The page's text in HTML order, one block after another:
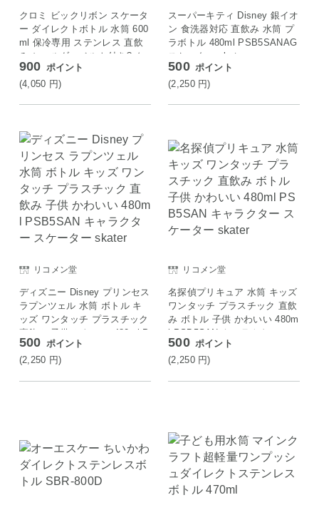
クロミ ビックリボン スケータ
ー ダイレクトボトル 水筒 600
ml 保冷専用 ステンレス 直飲
み ショルダーベルト付き? ク
ロミ ビックリボン STCH6 Sk
ater
900 ポイント
(4,050 円)
スーパーキティ Disney 銀イオ
ン 食洗器対応 直飲み 水筒 プ
ラボトル 480ml PSB5SANAG
スケーター skater
500 ポイント
(2,250 円)
リコメン堂
ディズニー Disney プリンセス
ラプンツェル 水筒 ボトル キ
ッズ ワンタッチ プラスチック
直飲み 子供 かわいい 480ml P
SB5SAN キャラクター スケー
ター skater
500 ポイント
(2,250 円)
リコメン堂
名探偵プリキュア 水筒 キッズ
ワンタッチ プラスチック 直飲
み ボトル 子供 かわいい 480m
l PSB5SAN キャラクター ス
ケーター skater
500 ポイント
(2,250 円)